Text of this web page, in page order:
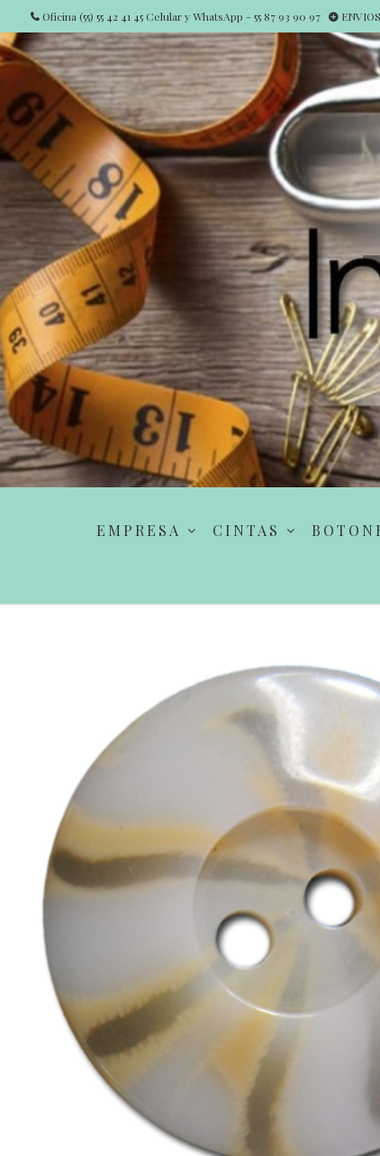
Oficina (55) 55 42 41 45 Celular y WhatsApp - 55 87 93 90 97
EMPRESA CINTAS